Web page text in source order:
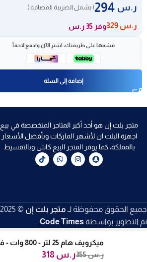
ر.س ( يشمل الضريبة المضافة )
ر.س329 وفر 35 ر.س
قسّمها على طريقتك، اشترِ الآن وادفع لاحقاً
إضافة إلى السلة
متجر بلت إن هو أحد أكبر المتاجر المتخصصة في بيع
اجهزة البلت ان لأشهر الماركات وبأفضل الأسعار
بالمملكة، كما يوفر المتجر البيع كاش وبالتقسيط
جميع الحقوق محفوظة لـ متجر بلت إن © 2025.
تم التطوير بواسطة Code Times
.
ميكرويف هام 25 لتر - 800 وات - فضي Hm25bmw20
ر.س355 ر.س